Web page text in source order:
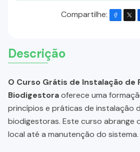
Compartilhe:
Descrição
O Curso Grátis de Instalação de
Biodigestoraoferece uma
princípios e práticas de instalação
biodigestoras. Este curso abrange
local até a manutenção do sistema.